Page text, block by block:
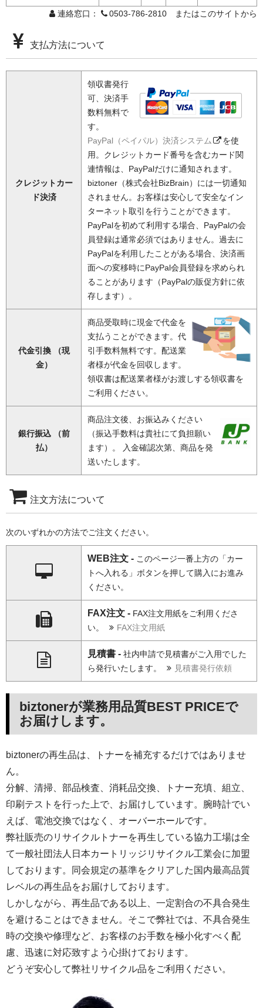
連絡窓口： 0503-786-2810 またはこのサイトから
支払方法について
クレジットカー
ド決済
領収書発行
可、決済手
数料無料で
す。
PayPal（ペイパル）決済システム
を使
用。クレジットカード番号を含むカード関
連情報は、PayPalだけに通知されます。
biztoner（株式会社BizBrain）には一切通知
されません。お客様は安心して安全なイン
ターネット取引を行うことができます。
PayPalを初めて利用する場合、PayPalの会
員登録は通常必須ではありません。過去に
PayPalを利用したことがある場合、決済画
面への変移時にPayPal会員登録を求められ
ることがあります（PayPalの販促方針に依
存します）。
代金引換 （現
金）
商品受取時に現金で代金を
支払うことができます。代
引手数料無料です。配送業
者様が代金を回収します。
領収書は配送業者様がお渡しする領収書を
ご利用ください。
銀行振込 （前
払）
商品注文後、お振込みください
（振込手数料は貴社にて負担願い
ます）。 入金確認次第、商品を発
送いたします。
注文方法について
次のいずれかの方法でご注文ください。
WEB注文 - このページ一番上方の「カー
トへ入れる」ボタンを押して購入にお進み
ください。
FAX注文 - FAX注文用紙をご利用くださ
い。
FAX注文用紙
見積書 - 社内申請で見積書がご入用でした
ら発行いたします。
見積書発行依頼
biztonerが業務用品質BEST PRICEで
お届けします。
biztonerの再生品は、トナーを補充するだけではありませ
ん。
分解、清掃、部品検査、消耗品交換、トナー充填、組立、
印刷テストを行った上で、お届けしています。腕時計でい
えば、電池交換ではなく、オーバーホールです。
弊社販売のリサイクルトナーを再生している協力工場は全
て一般社団法人日本カートリッジリサイクル工業会に加盟
しております。同会規定の基準をクリアした国内最高品質
レベルの再生品をお届けしております。
しかしながら、再生品である以上、一定割合の不具合発生
を避けることはできません。そこで弊社では、不具合発生
時の交換や修理など、お客様のお手数を極小化すべく配
慮、迅速に対応致すよう心掛けております。
どうぞ安心して弊社リサイクル品をご利用ください。